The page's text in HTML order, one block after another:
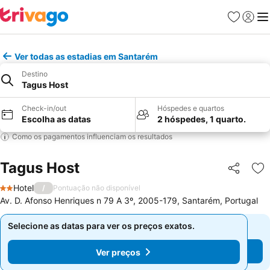
Favoritos
Iniciar
Ver todas as estadias em Santarém
Destino
Tagus Host
Check-in/out
Escolha as datas
Hóspedes e quartos
2 hóspedes, 1 quarto.
Como os pagamentos influenciam os resultados
Tagus Host Partilhar
2 Estrelas
Hotel / Pontuação não disponível
Av. D. Afonso Henriques n 79 A 3º, 2005-179, Santarém, Portugal
Selecione as datas para ver os preços exatos.
Ver preços
Selecione as datas para ver os preços exatos.
Ver preços